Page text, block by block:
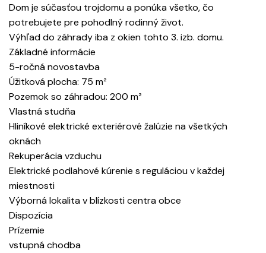
Dom je súčasťou trojdomu a ponúka všetko, čo
potrebujete pre pohodlný rodinný život.
Výhľad do záhrady iba z okien tohto 3. izb. domu.
Základné informácie
5-ročná novostavba
Úžitková plocha: 75 m²
Pozemok so záhradou: 200 m²
Vlastná studňa
Hliníkové elektrické exteriérové žalúzie na všetkých
oknách
Rekuperácia vzduchu
Elektrické podlahové kúrenie s reguláciou v každej
miestnosti
Výborná lokalita v blízkosti centra obce
Dispozícia
Prízemie
vstupná chodba